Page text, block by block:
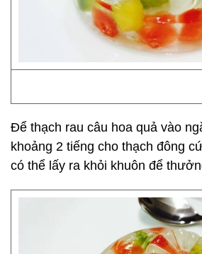
Để thạch rau câu hoa quả vào
khoảng 2 tiếng cho thạch đông
có thể lấy ra khỏi khuôn để